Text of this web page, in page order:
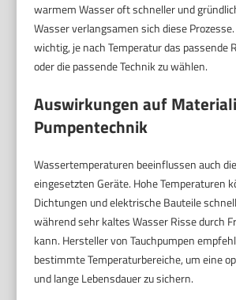
warmem Wasser oft schneller und
Wasser verlangsamen sich diese
wichtig, je nach Temperatur das passende
oder die passende Technik zu wählen.
Auswirkungen auf
Pumpentechnik
Wassertemperaturen beeinflussen auch
eingesetzten Geräte. Hohe Temperaturen
Dichtungen und elektrische Bauteile
während sehr kaltes Wasser Risse durch
kann. Hersteller von Tauchpumpen
bestimmte Temperaturbereiche, um eine
und lange Lebensdauer zu sichern.